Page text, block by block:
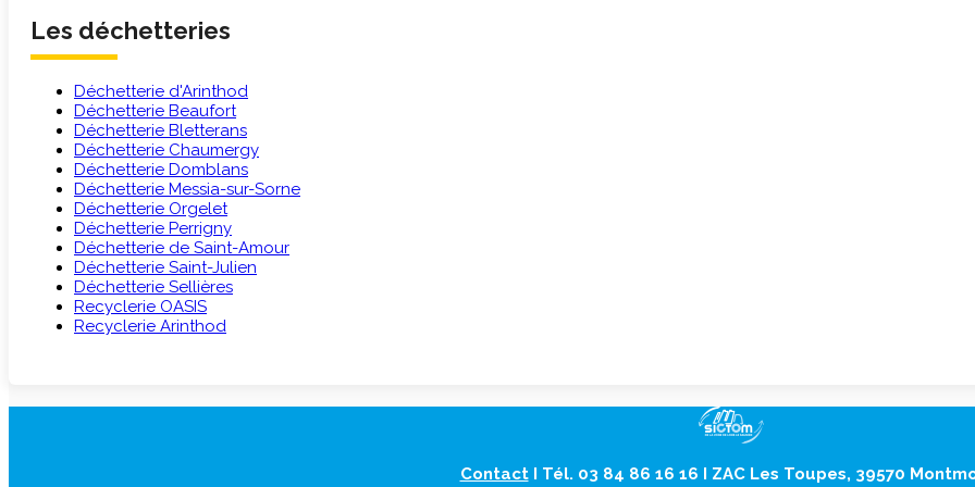
Les déchetteries
Déchetterie d'Arinthod
Déchetterie Beaufort
Déchetterie Bletterans
Déchetterie Chaumergy
Déchetterie Domblans
Déchetterie Messia-sur-Sorne
Déchetterie Orgelet
Déchetterie Perrigny
Déchetterie de Saint-Amour
Déchetterie Saint-Julien
Déchetterie Sellières
Recyclerie OASIS
Recyclerie Arinthod
ContactI Tél. 03 84 86 16 16 I ZAC Les Toupes, 39570